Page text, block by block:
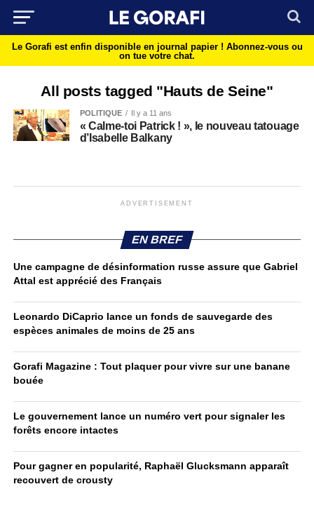
Le Gorafi est enfin disponible en journal papier ! Abonnez-vous ou
on tue votre chat.
All posts tagged "Hauts de Seine"
POLITIQUE Il y a 11 ans
« Calme-toi Patrick ! », le nouveau tatouage
d’Isabelle Balkany
ADVERTISEMENT
EN BREF
Une campagne de désinformation russe assure que Gabriel
Attal est apprécié des Français
Leonardo DiCaprio lance un fonds de sauvegarde des
espèces animales de moins de 25 ans
Gorafi Magazine : Tout plaquer pour vivre sur une banane
bouée
Le gouvernement lance un numéro vert pour signaler les
forêts encore intactes
Pour gagner en popularité, Raphaël Glucksmann apparaît
recouvert de crousty